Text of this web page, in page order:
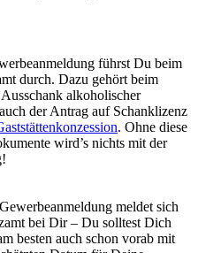
führst Du beim
durch. Dazu gehört beim
alkoholischer
der Antrag auf Schanklizenz
. Ohne diese
wird’s nichts mit der
meldet sich
bei Dir – Du solltest Dich
besten auch schon vorab mit